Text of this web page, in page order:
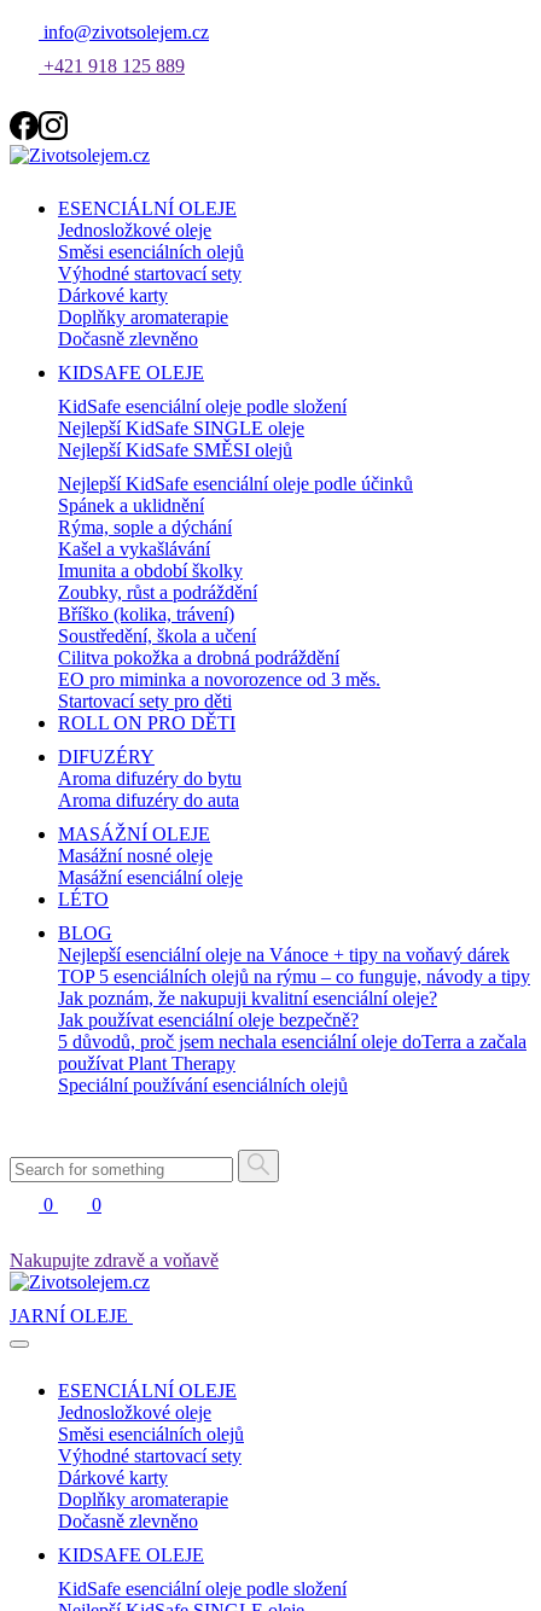
info@zivotsolejem.cz
+421 918 125 889
ESENCIÁLNÍ OLEJE
Jednosložkové oleje
Směsi esenciálních olejů
Výhodné startovací sety
Dárkové karty
Doplňky aromaterapie
Dočasně zlevněno
KIDSAFE OLEJE
KidSafe esenciální oleje podle složení
Nejlepší KidSafe SINGLE oleje
Nejlepší KidSafe SMĚSI olejů
Nejlepší KidSafe esenciální oleje podle účinků
Spánek a uklidnění
Rýma, sople a dýchání
Kašel a vykašlávání
Imunita a období školky
Zoubky, růst a podráždění
Bříško (kolika, trávení)
Soustředění, škola a učení
Cilitva pokožka a drobná podráždění
EO pro miminka a novorozence od 3 měs.
Startovací sety pro děti
ROLL ON PRO DĚTI
DIFUZÉRY
Aroma difuzéry do bytu
Aroma difuzéry do auta
MASÁŽNÍ OLEJE
Masážní nosné oleje
Masážní esenciální oleje
LÉTO
BLOG
Nejlepší esenciální oleje na Vánoce + tipy na voňavý dárek
TOP 5 esenciálních olejů na rýmu – co funguje, návody a tipy
Jak poznám, že nakupuji kvalitní esenciální oleje?
Jak používat esenciální oleje bezpečně?
5 důvodů, proč jsem nechala esenciální oleje doTerra a začala
používat Plant Therapy
Speciální používání esenciálních olejů
0 0
Nakupujte zdravě a voňavě
JARNÍ OLEJE
ESENCIÁLNÍ OLEJE
Jednosložkové oleje
Směsi esenciálních olejů
Výhodné startovací sety
Dárkové karty
Doplňky aromaterapie
Dočasně zlevněno
KIDSAFE OLEJE
KidSafe esenciální oleje podle složení